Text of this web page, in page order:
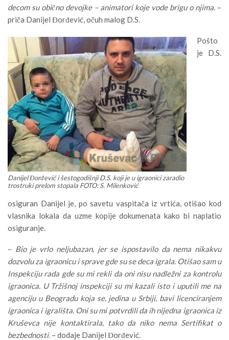
decom su obično devojke – animatori koje vode brigu o njima. –
priča Danijel Đorđević, očuh malog D.S.
Danijel Đorđević i šestogodišnji D.S. koji je u igraonici zaradio
trostruki prelom stopala FOTO: S. Milenković
Pošto
je D.S.
osiguran Danijel je, po savetu vaspitača iz vrtića, otišao kod
vlasnika lokala da uzme kopije dokumenata kako bi naplatio
osiguranje.
– Bio je vrlo neljubazan, jer se ispostavilo da nema nikakvu
dozvolu za igraonicu i sprave gde su se deca igrala. Otišao sam u
Inspekciju rada gde su mi rekli da oni nisu nadležni za kontrolu
igraonica. U Tržišnoj inspekciji su mi kazali isto i uputili me na
agenciju u Beogradu koja se, jedina u Srbiji, bavi licenciranjem
igraonica i igrališta. Oni su mi potvrdili da ih nijedna igraonica iz
Kruševca nije kontaktirala, tako da niko nema Sertifikat o
bezbednosti. – dodaje Danijel Đorđević.